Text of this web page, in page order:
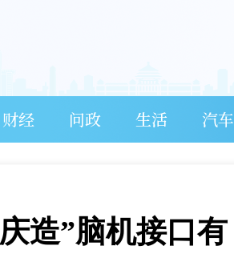
财经 问政 生活 汽车
造”脑机接口有